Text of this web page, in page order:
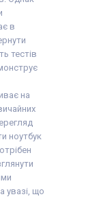
в
тестів
на
ноутбук
увазі, що